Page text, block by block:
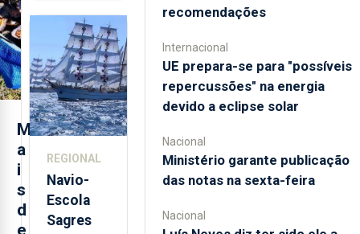
M
a
i
s
d
e
feira nova
loja em
São
Sebastião
e cria 30
postos de
REGIONAL
Navio-
Escola
Sagres
recomendações
Internacional
UE prepara-se para "possíveis
repercussões" na energia
devido a eclipse solar
Nacional
Ministério garante publicação
das notas na sexta-feira
Nacional